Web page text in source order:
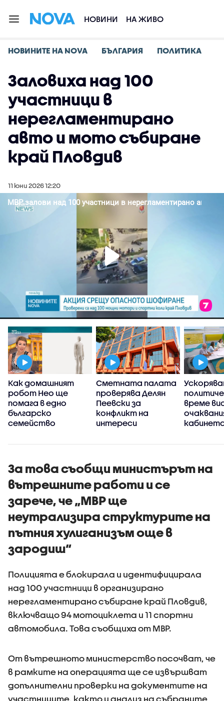
НОВИНИ НА ЖИВО
НОВИНИТЕ НА NOVA БЪЛГАРИЯ ПОЛИТИКА
Заловиха над 100
участници в
нерегламентирано
авто и мото събиране
край Пловдив
11 юни 2026 12:20
Как домашният
робот Нео ще
помага в едно
българско
семейство
Сметната палата
проверява Делян
Пеевски за
конфликт на
интереси
време
За това съобщи министърът на
вътрешните работи и се
зарече, че „МВР ще
неутрализира структурите на
пътния хулиганизъм още в
зародиш“
Полицията е блокирала и идентифицирала
над 100 участници в организирано
нерегламентирано събиране край Пловдив,
включващо 94 мотоциклета и 11 спортни
автомобила. Това съобщиха от МВР.
От вътрешното министерство посочват, че
в рамките на операцията ще се извършват
допълнителни проверки на документите на
участниците, както и анализ на събраните